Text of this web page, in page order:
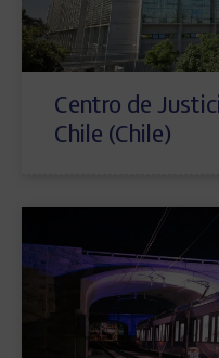
Centro de
Chile (Chile)